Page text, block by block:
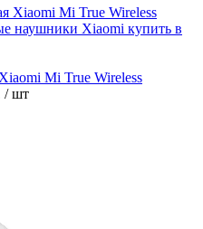
Mi True Wireless
/ шт